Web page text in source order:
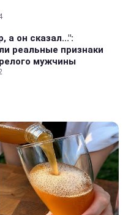
а он сказал...":
реальные признаки
мужчины